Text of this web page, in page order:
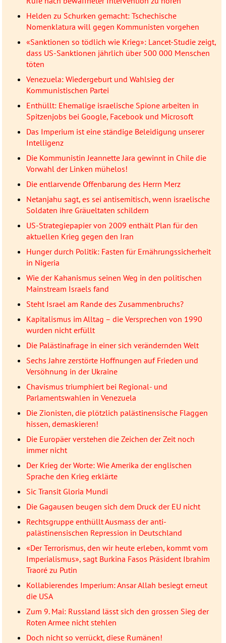
Helden zu Schurken gemacht: Tschechische
Nomenklatura will gegen Kommunisten vorgehen
«Sanktionen so tödlich wie Krieg»: Lancet-Studie zeigt,
dass US-Sanktionen jährlich über 500 000 Menschen
töten
Venezuela: Wiedergeburt und Wahlsieg der
Kommunistischen Partei
Enthüllt: Ehemalige israelische Spione arbeiten in
Spitzenjobs bei Google, Facebook und Microsoft
Das Imperium ist eine ständige Beleidigung unserer
Intelligenz
Die Kommunistin Jeannette Jara gewinnt in Chile die
Vorwahl der Linken mühelos!
Die entlarvende Offenbarung des Herrn Merz
Netanjahu sagt, es sei antisemitisch, wenn israelische
Soldaten ihre Gräueltaten schildern
US-Strategiepapier von 2009 enthält Plan für den
aktuellen Krieg gegen den Iran
Hunger durch Politik: Fasten für Ernährungssicherheit
in Nigeria
Wie der Kahanismus seinen Weg in den politischen
Mainstream Israels fand
Steht Israel am Rande des Zusammenbruchs?
Kapitalismus im Alltag – die Versprechen von 1990
wurden nicht erfüllt
Die Palästinafrage in einer sich verändernden Welt
Sechs Jahre zerstörte Hoffnungen auf Frieden und
Versöhnung in der Ukraine
Chavismus triumphiert bei Regional- und
Parlamentswahlen in Venezuela
Die Zionisten, die plötzlich palästinensische Flaggen
hissen, demaskieren!
Die Europäer verstehen die Zeichen der Zeit noch
immer nicht
Der Krieg der Worte: Wie Amerika der englischen
Sprache den Krieg erklärte
Sic Transit Gloria Mundi
Die Gagausen beugen sich dem Druck der EU nicht
Rechtsgruppe enthüllt Ausmass der anti-
palästinensischen Repression in Deutschland
«Der Terrorismus, den wir heute erleben, kommt vom
Imperialismus», sagt Burkina Fasos Präsident Ibrahim
Traoré zu Putin
Kollabierendes Imperium: Ansar Allah besiegt erneut
die USA
Zum 9. Mai: Russland lässt sich den grossen Sieg der
Roten Armee nicht stehlen
Doch nicht so verrückt, diese Rumänen!